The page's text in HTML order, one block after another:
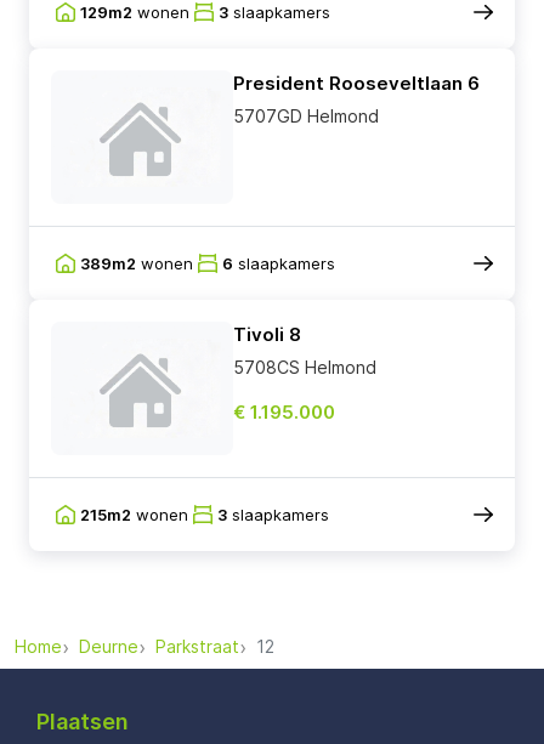
129m2 wonen 3 slaapkamers
President Rooseveltlaan 6
5707GD Helmond
389m2 wonen 6 slaapkamers
Tivoli 8
5708CS Helmond
€ 1.195.000
215m2 wonen 3 slaapkamers
Home Deurne Parkstraat 12
Plaatsen